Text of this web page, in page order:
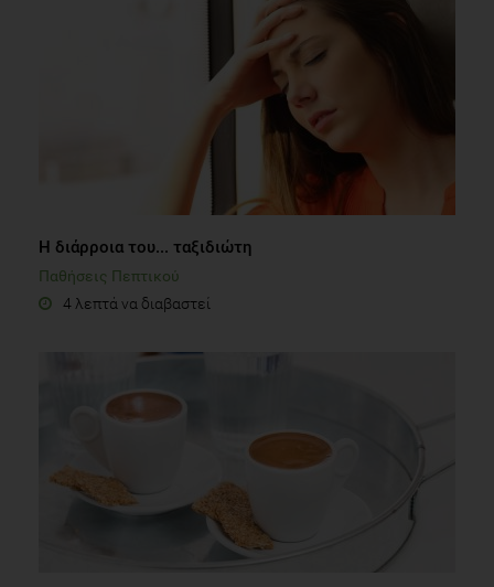
Η διάρροια του... ταξιδιώτη
Παθήσεις Πεπτικού
4 λεπτά να διαβαστεί